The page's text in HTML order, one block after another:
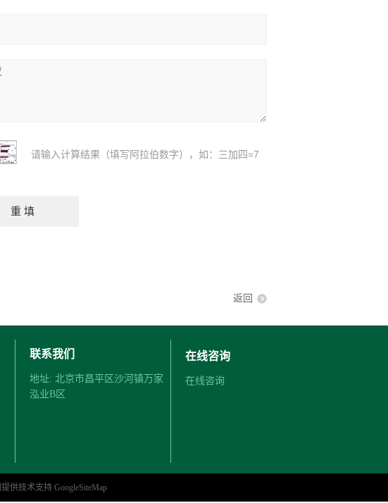
请输入计算结果（填写阿拉伯数字），如：三加四=7
返回
联系我们
地址: 北京市昌平区沙河镇万家
泓业B区
在线咨询
在线咨询
提供技术支持 GoogleSiteMap